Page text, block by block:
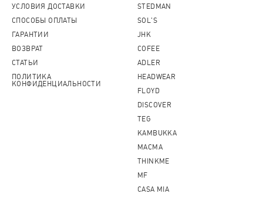
УСЛОВИЯ ДОСТАВКИ
СПОСОБЫ ОПЛАТЫ
ГАРАНТИИ
ВОЗВРАТ
СТАТЬИ
ПОЛИТИКА
КОНФИДЕНЦИАЛЬНОСТИ
STEDMAN
SOL'S
JHK
COFEE
ADLER
HEADWEAR
FLOYD
DISCOVER
TEG
KAMBUKKA
MACMA
THINKME
MF
CASA MIA